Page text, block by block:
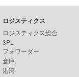
ロジスティクス
ロジスティクス総合
3PL
フォワーダー
倉庫
港湾